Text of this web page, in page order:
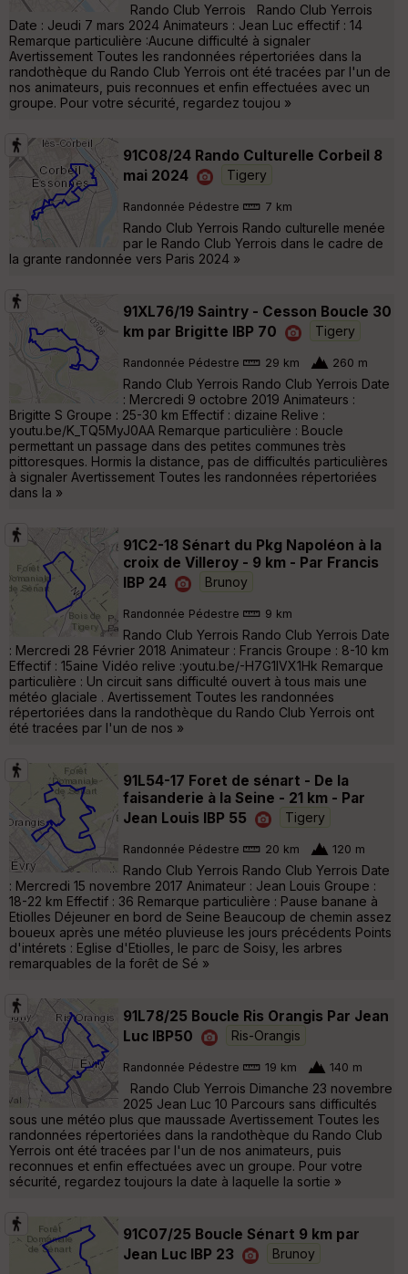
Rando Club Yerrois Rando Club Yerrois
Date : Jeudi 7 mars 2024 Animateurs : Jean Luc effectif : 14
Remarque particulière :Aucune difficulté à signaler
Avertissement Toutes les randonnées répertoriées dans la
randothèque du Rando Club Yerrois ont été tracées par l'un de
nos animateurs, puis reconnues et enfin effectuées avec un
groupe. Pour votre sécurité, regardez toujou »
91C08/24 Rando Culturelle Corbeil 8
mai 2024
Tigery
Randonnée Pédestre 7 km
Rando Club Yerrois Rando culturelle menée
par le Rando Club Yerrois dans le cadre de
la grante randonnée vers Paris 2024 »
91XL76/19 Saintry - Cesson Boucle 30
km par Brigitte IBP 70
Tigery
Randonnée Pédestre 29 km 260 m
Rando Club Yerrois Rando Club Yerrois Date
: Mercredi 9 octobre 2019 Animateurs :
Brigitte S Groupe : 25-30 km Effectif : dizaine Relive :
youtu.be/K_TQ5MyJ0AA Remarque particulière : Boucle
permettant un passage dans des petites communes très
pittoresques. Hormis la distance, pas de difficultés particulières
à signaler Avertissement Toutes les randonnées répertoriées
dans la »
91C2-18 Sénart du Pkg Napoléon à la
croix de Villeroy - 9 km - Par Francis
IBP 24
Brunoy
Randonnée Pédestre 9 km
Rando Club Yerrois Rando Club Yerrois Date
: Mercredi 28 Février 2018 Animateur : Francis Groupe : 8-10 km
Effectif : 15aine Vidéo relive :youtu.be/-H7G1lVX1Hk Remarque
particulière : Un circuit sans difficulté ouvert à tous mais une
météo glaciale . Avertissement Toutes les randonnées
répertoriées dans la randothèque du Rando Club Yerrois ont
été tracées par l'un de nos »
91L54-17 Foret de sénart - De la
faisanderie à la Seine - 21 km - Par
Jean Louis IBP 55
Tigery
Randonnée Pédestre 20 km 120 m
Rando Club Yerrois Rando Club Yerrois Date
: Mercredi 15 novembre 2017 Animateur : Jean Louis Groupe :
18-22 km Effectif : 36 Remarque particulière : Pause banane à
Etiolles Déjeuner en bord de Seine Beaucoup de chemin assez
boueux après une météo pluvieuse les jours précédents Points
d'intérets : Eglise d'Etiolles, le parc de Soisy, les arbres
remarquables de la forêt de Sé »
91L78/25 Boucle Ris Orangis Par Jean
Luc IBP50
Ris-Orangis
Randonnée Pédestre 19 km 140 m
Rando Club Yerrois Dimanche 23 novembre
2025 Jean Luc 10 Parcours sans difficultés
sous une météo plus que maussade Avertissement Toutes les
randonnées répertoriées dans la randothèque du Rando Club
Yerrois ont été tracées par l'un de nos animateurs, puis
reconnues et enfin effectuées avec un groupe. Pour votre
sécurité, regardez toujours la date à laquelle la sortie »
91C07/25 Boucle Sénart 9 km par
Jean Luc IBP 23
Brunoy